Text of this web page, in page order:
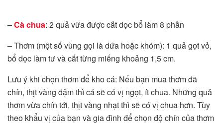
–Cà chua: 2 quả vừa được cắt dọc bổ làm 8 phần
– Thơm (một số vùng gọi là dứa hoặc khóm): 1 quả gọt vỏ,
bổ dọc làm tư và cắt từng miếng khoảng 1,5 cm.
Lưu ý khi chọn thơm để kho cá: Nếu bạn mua thơm đã
chín, thịt vàng đậm thì cá sẽ có vị ngọt, ít chua. Những quả
thơm vừa chín tới, thịt vàng nhạt thì sẽ có vị chua hơn. Tùy
theo khẩu vị của bạn và gia đình để chọn độ chín của thơm